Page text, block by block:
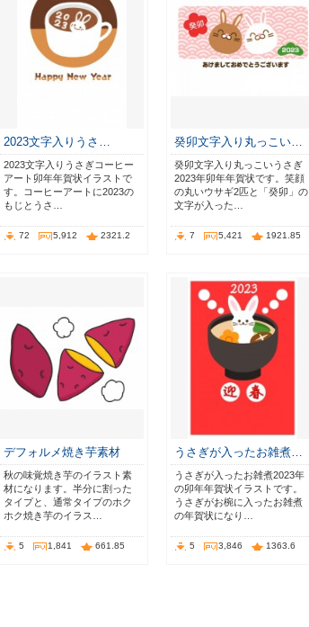
2023文字入りうさ…
2023文字入りうさぎコーヒー
アート卯年年賀状イラストで
す。コーヒーアートに2023の
もじとうさ…
72 5,912 2321.2
癸卯文字入り丸っこい…
癸卯文字入り丸っこいうさぎ
2023年卯年年賀状です。笑顔
の丸いウサギ2匹と「癸卯」の
文字が入った…
7 5,421 1921.85
デフォルメ焼き芋素材
秋の味覚焼き芋のイラスト素
材になります。半分に割った
タイプと、通常タイプのホク
ホク焼き芋のイラス…
5 1,841 661.85
うさぎが入ったお雑煮…
うさぎが入ったお雑煮2023年
の卯年年賀状イラストです。
うさぎがお椀に入ったお雑煮
の年賀状になり…
5 3,846 1363.6